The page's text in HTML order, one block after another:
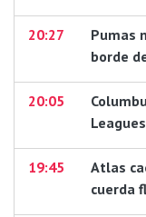
20:27
Pumas
borde
20:05
19:45
Atlas
cuerda